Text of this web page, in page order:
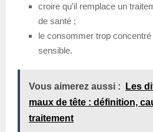
croire qu’il remplace un
de santé ;
le consommer trop concentré
sensible.
Vous aimerez aussi :
Les
maux de tête : définition,
traitement